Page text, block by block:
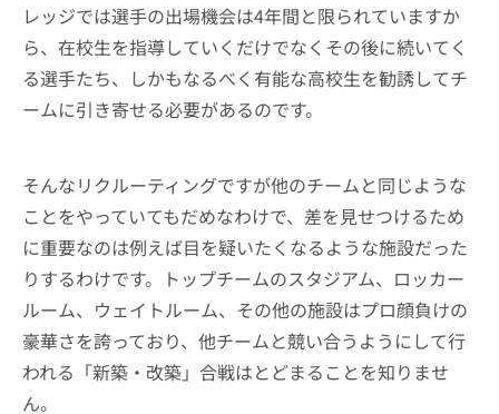
レッジでは選手の出場機会は4年間と限られていますか
ら、在校生を指導していくだけでなくその後に続いてく
る選手たち、しかもなるべく有能な高校生を勧誘してチ
ームに引き寄せる必要があるのです。
そんなリクルーティングですが他のチームと同じような
ことをやっていてもだめなわけで、差を見せつけるため
に重要なのは例えば目を疑いたくなるような施設だった
りするわけです。トップチームのスタジアム、ロッカー
ルーム、ウェイトルーム、その他の施設はプロ顔負けの
豪華さを誇っており、他チームと競い合うようにして行
われる「新築・改築」合戦はとどまることを知りませ
ん。